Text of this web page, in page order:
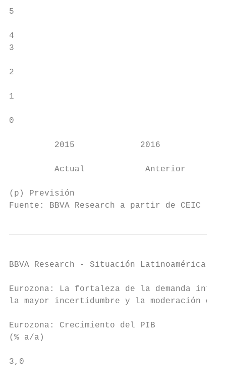
5
4
3
2
1
0
2015             2016
Actual            Anterior
(p) Previsión
Fuente: BBVA Research a partir de CEIC
BBVA Research - Situación Latinoamérica
Eurozona: La fortaleza de la demanda
la mayor incertidumbre y la moderación de
Eurozona: Crecimiento del PIB
(% a/a)
3,0